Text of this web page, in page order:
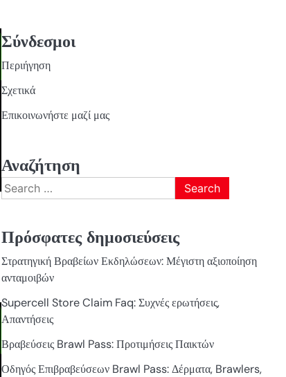
ΒΡΑΒΕΊΑ
ΕΚΔΗΛΏΣΕΩΝ
QUESTS
ΒΡΑΒΕΊΑ
QUESTS
Σύνδεσμοι
Περιήγηση
Σχετικά
Επικοινωνήστε μαζί μας
Αναζήτηση
Search
for:
Πρόσφατες δημοσιεύσεις
Στρατηγική Βραβείων Εκδηλώσεων: Μέγιστη αξιοποίηση
ανταμοιβών
Supercell Store Claim Faq: Συχνές ερωτήσεις,
Απαντήσεις
Βραβεύσεις Brawl Pass: Προτιμήσεις Παικτών
Οδηγός Επιβραβεύσεων Brawl Pass: Δέρματα, Brawlers,